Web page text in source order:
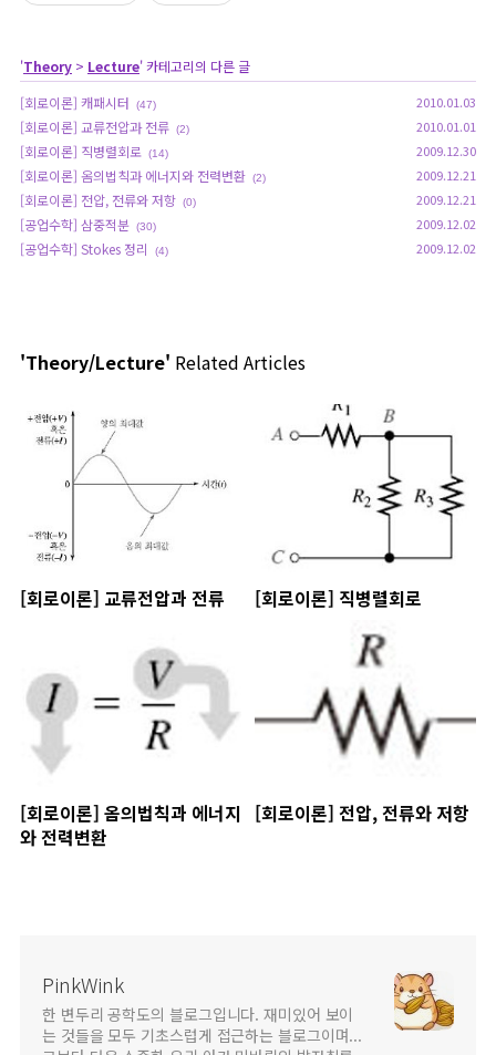
'Theory > Lecture' 카테고리의 다른 글
[회로이론] 캐패시터
(47) 2010.01.03
[회로이론] 교류전압과 전류 (2) 2010.01.01
[회로이론] 직병렬회로 (14) 2009.12.30
[회로이론] 옴의법칙과 에너지와 전력변환 (2) 2009.12.21
[회로이론] 전압, 전류와 저항 (0) 2009.12.21
[공업수학] 삼중적분 (30) 2009.12.02
[공업수학] Stokes 정리 (4) 2009.12.02
'Theory/Lecture' Related Articles
[회로이론] 교류전압과 전류 [회로이론] 직병렬회로
[회로이론] 옴의법칙과 에너지
와 전력변환
[회로이론] 전압, 전류와 저항
PinkWink
한 변두리 공학도의 블로그입니다. 재미있어 보이
는 것들을 모두 기초스럽게 접근하는 블로그이며...